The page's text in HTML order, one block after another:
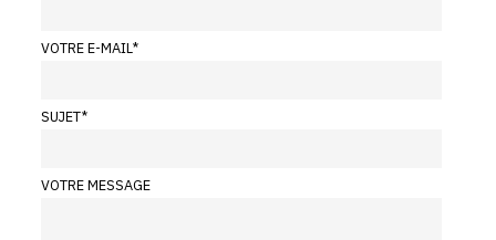
VOTRE E-MAIL*
SUJET*
VOTRE MESSAGE